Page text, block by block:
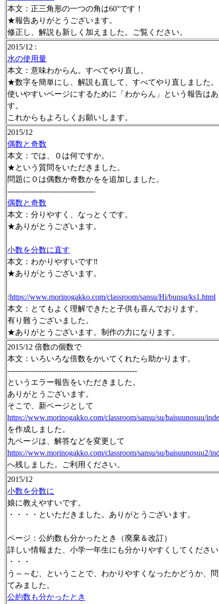
本文：正三角形の一つの角は60°です！
★報告ありがとうございます。
修正し、解説も新しく加えました。ご覧ください。
2015/12 :
水の使用量
本文：意味わからん。すべてやり直し。
★数字を簡単にし、解説も直して、すべてやり直しました。
使いやすいページにするために「わからん」という報告は
す。
これからもよろしくお願いします。
2015/12
偶数と奇数
本文：では、０は何ですか。
★という質問をいただきました。
問題に０は偶数か奇数かをを追加しました。
------------------------------------
偶数と奇数
本文：分りやすく、なっとくです。
★ありがとうございます。
小数を分数に直す
本文：わかりやすいです‼️
★ありがとうございます。
:https://www.morinogakko.com/classroom/sansu/Hi/bunsu/ks1.html
本文：とてもよく理解できたと子供も喜んでおります。
有り難うございました。
★ありがとうございます。制作の力になります。
2015/12 倍数の個数で
本文：いろいろな倍数をかいてくれたら助かります。
-----------------------------------------------------
というエラー報告をいただきました。
ありがとうございます。
そこで、新ページとして
https://www.morinogakko.com/classroom/sansu/su/baisuunosuu/
を作成しました。
九ページは、解答などを変更して
https://www.morinogakko.com/classroom/sansu/su/baisuunosuu2/
へ残しました。ご利用ください。
2015/12
小数を分数に
娘に教えやすいです。
・・・・といただきました。ありがとうございます。
ページ：公約数も分かったとき（廃棄＆改訂）
詳しい情報また、小学一年生にも分かりやすくしてください
・・・
う～～む、ということで、わかりやすくなったかどうか、
てみました。
公約数も分かったとき